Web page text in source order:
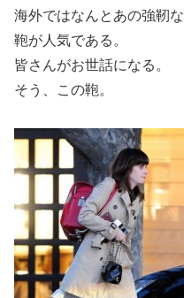
海外ではなんとあの強靭な
鞄が人気である。
皆さんがお世話になる。
そう、この鞄。